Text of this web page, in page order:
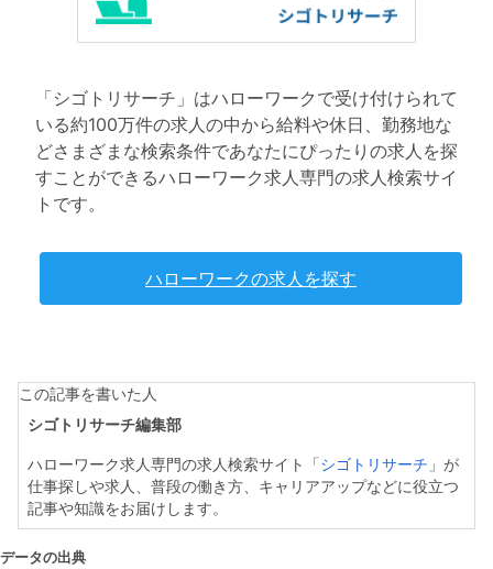
「シゴトリサーチ」はハローワークで受け付けられて
いる約100万件の求人の中から給料や休日、勤務地な
どさまざまな検索条件であなたにぴったりの求人を探
すことができるハローワーク求人専門の求人検索サイ
トです。
ハローワークの求人を探す
この記事を書いた人
シゴトリサーチ編集部
ハローワーク求人専門の求人検索サイト「 シゴトリサーチ 」が
仕事探しや求人、普段の働き方、キャリアアップなどに役立つ
記事や知識をお届けします。
データの出典